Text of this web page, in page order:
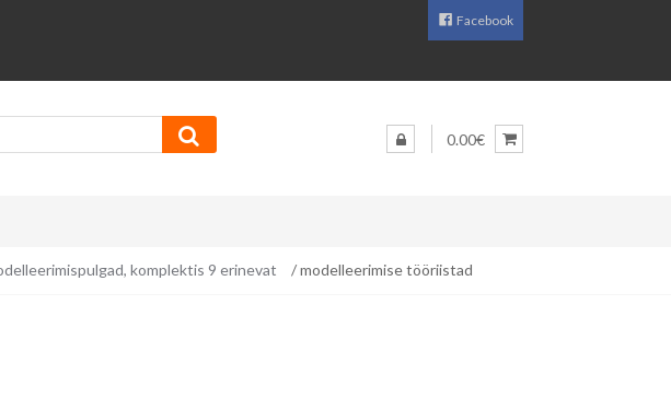
Facebook
0.00€
komplektis 9 erinevat / modelleerimise tööriistad